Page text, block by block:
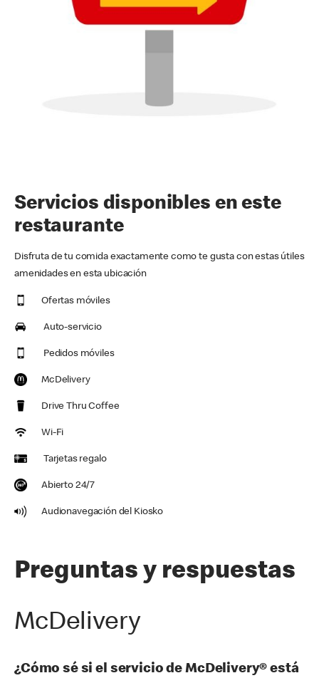
Servicios disponibles en este
restaurante
Disfruta de tu comida exactamente como te gusta con estas útiles
amenidades en esta ubicación
Ofertas móviles
Auto-servicio
Pedidos móviles
McDelivery
Drive Thru Coffee
Wi-Fi
Tarjetas regalo
Abierto 24/7
Audionavegación del Kiosko
Preguntas y respuestas
McDelivery
¿Cómo sé si el servicio de McDelivery® está